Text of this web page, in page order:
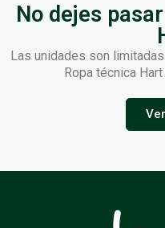
No dejes
Las unidades son
Ropa técnica